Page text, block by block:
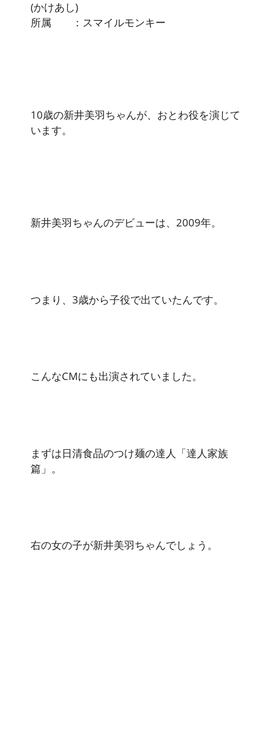
(かけあし)
所属 ：スマイルモンキー
10歳の新井美羽ちゃんが、おとわ役を演じて
います。
新井美羽ちゃんのデビューは、2009年。
つまり、3歳から子役で出ていたんです。
こんなCMにも出演されていました。
まずは日清食品のつけ麺の達人「達人家族
篇」。
右の女の子が新井美羽ちゃんでしょう。